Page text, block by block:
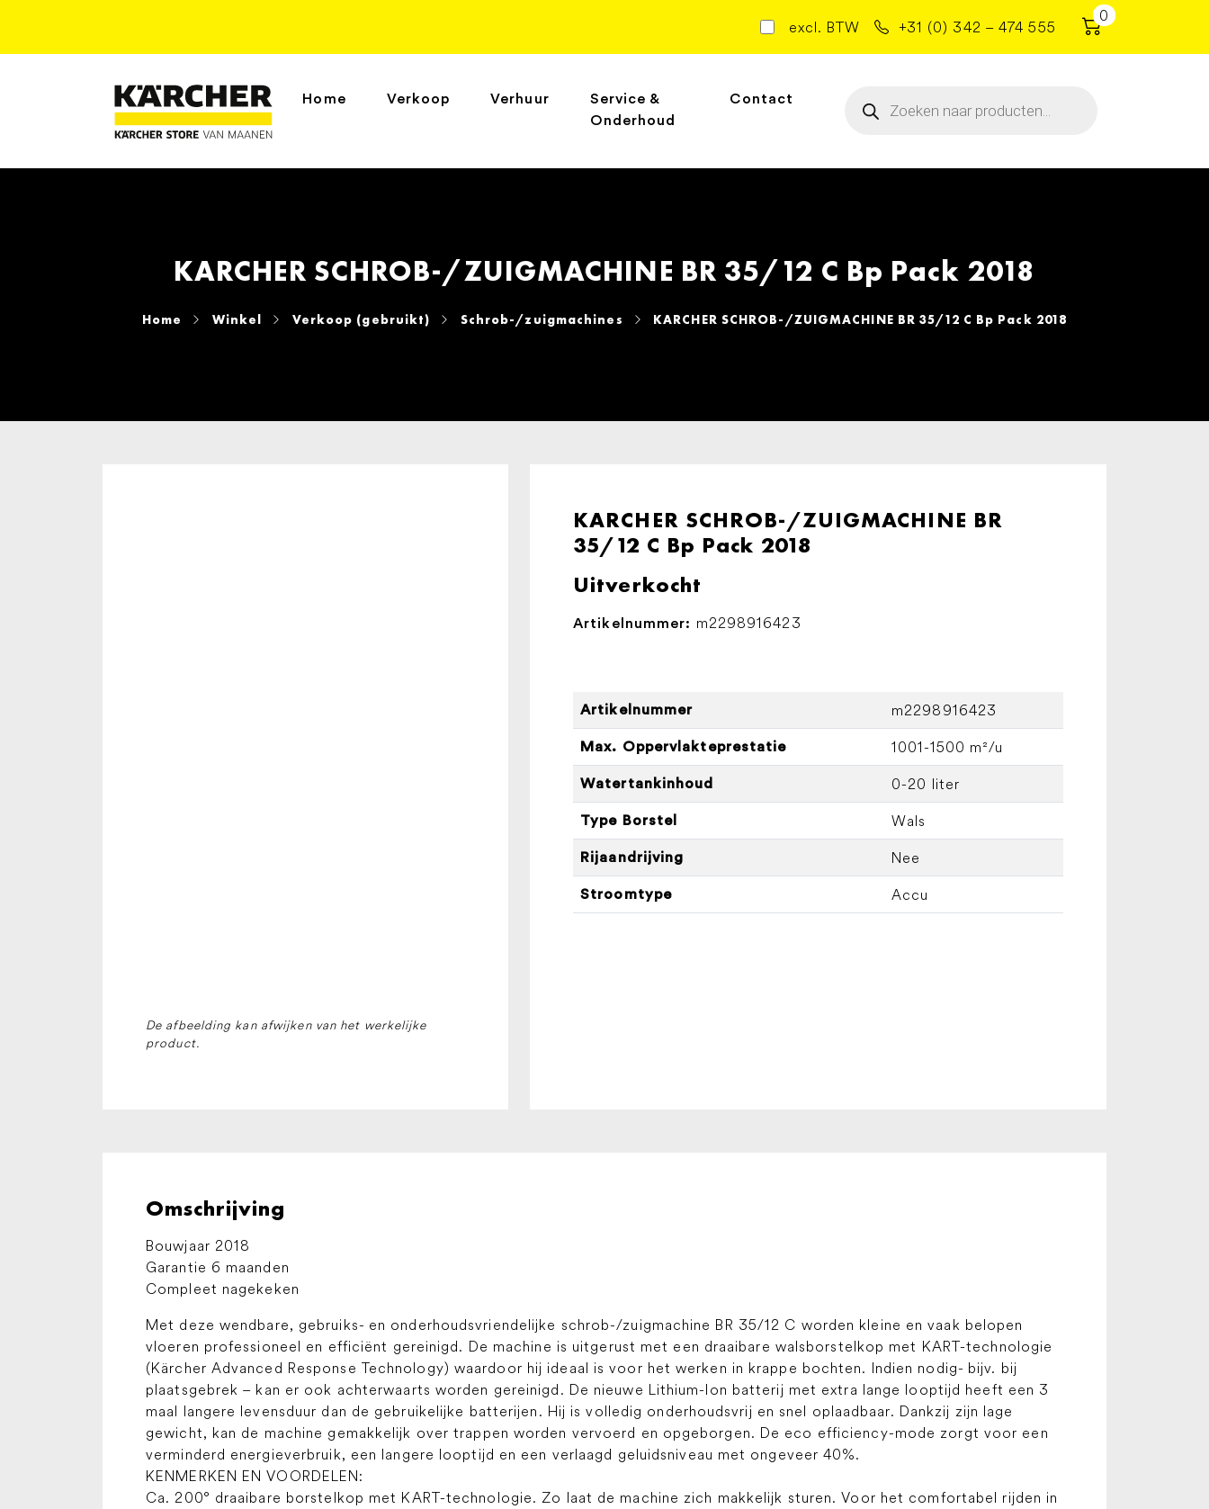
excl. BTW +31 (0) 342 – 474 555
0
Home Verkoop Verhuur
Service &
Onderhoud
Contact
zoeken
KARCHER SCHROB-/ZUIGMACHINE BR 35/12 C Bp Pack 2018
Home Winkel Verkoop (gebruikt) Schrob-/zuigmachines KARCHER SCHROB-/ZUIGMACHINE BR 35/12 C Bp Pack 2018
De afbeelding kan afwijken van het werkelijke
product.
KARCHER SCHROB-/ZUIGMACHINE BR
35/12 C Bp Pack 2018
Uitverkocht
Artikelnummer: m2298916423
Artikelnummer m2298916423
Max. Oppervlakteprestatie 1001-1500 m²/u
Watertankinhoud 0-20 liter
Type Borstel Wals
Rijaandrijving Nee
Stroomtype Accu
Omschrijving
Bouwjaar 2018
Garantie 6 maanden
Compleet nagekeken
Met deze wendbare, gebruiks- en onderhoudsvriendelijke schrob-/zuigmachine BR 35/12 C worden kleine en vaak belopen
vloeren professioneel en efficiënt gereinigd. De machine is uitgerust met een draaibare walsborstelkop met KART-technologie
(Kärcher Advanced Response Technology) waardoor hij ideaal is voor het werken in krappe bochten. Indien nodig- bijv. bij
plaatsgebrek – kan er ook achterwaarts worden gereinigd. De nieuwe Lithium-Ion batterij met extra lange looptijd heeft een 3
maal langere levensduur dan de gebruikelijke batterijen. Hij is volledig onderhoudsvrij en snel oplaadbaar. Dankzij zijn lage
gewicht, kan de machine gemakkelijk over trappen worden vervoerd en opgeborgen. De eco efficiency-mode zorgt voor een
verminderd energieverbruik, een langere looptijd en een verlaagd geluidsniveau met ongeveer 40%.
KENMERKEN EN VOORDELEN:
Ca. 200° draaibare borstelkop met KART-technologie. Zo laat de machine zich makkelijk sturen. Voor het comfortabel rijden in